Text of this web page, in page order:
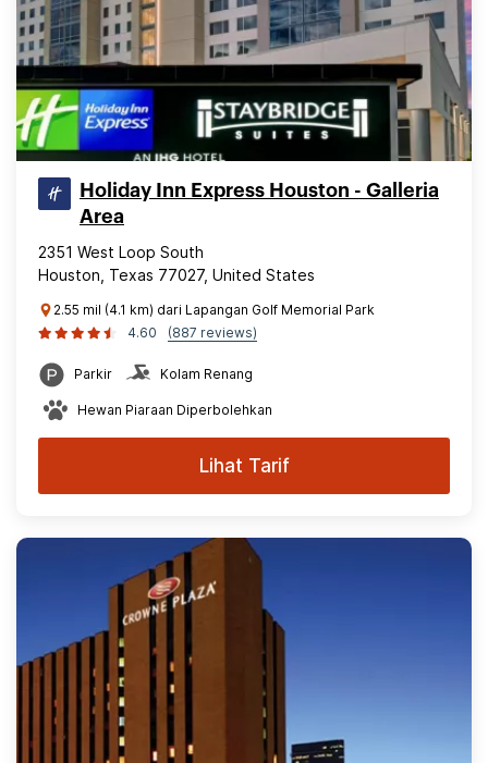
Holiday Inn Express Houston - Galleria
Area
2351 West Loop South
Houston, Texas 77027, United States
2.55 mil (4.1 km) dari Lapangan Golf Memorial Park
4.60
(887 reviews)
Parkir Kolam Renang
Hewan Piaraan Diperbolehkan
Lihat Tarif